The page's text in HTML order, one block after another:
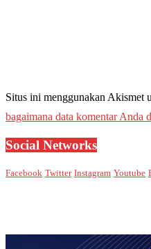
Situs ini menggunakan Akismet
bagaimana data komentar Anda
Social Networks
Facebook Twitter Instagram Youtube